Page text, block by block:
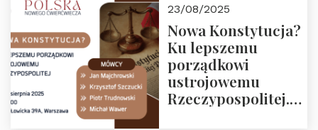
23/08/2025
Nowa Konstytucja?
Ku lepszemu
porządkowi
ustrojowemu
Rzeczypospolitej.